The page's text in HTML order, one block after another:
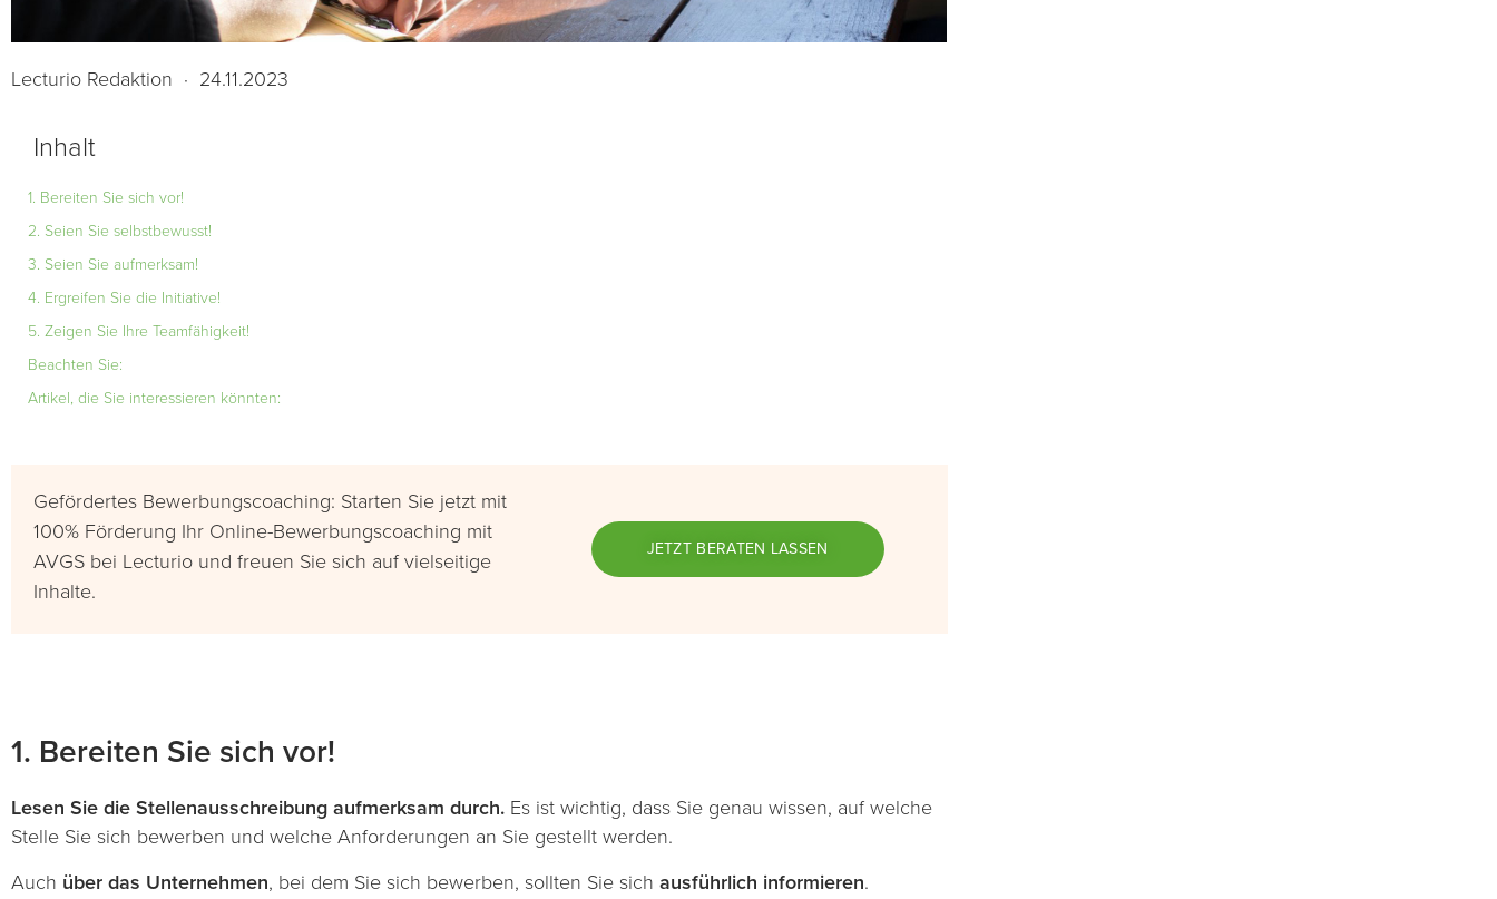
Lecturio Redaktion · 24.11.2023
Inhalt
1. Bereiten Sie sich vor!
2. Seien Sie selbstbewusst!
3. Seien Sie aufmerksam!
4. Ergreifen Sie die Initiative!
5. Zeigen Sie Ihre Teamfähigkeit!
Beachten Sie:
Artikel, die Sie interessieren könnten:
Gefördertes Bewerbungscoaching: Starten Sie jetzt mit
100% Förderung Ihr Online-Bewerbungscoaching mit
AVGS bei Lecturio und freuen Sie sich auf vielseitige
Inhalte.
JETZT BERATEN LASSEN
1. Bereiten Sie sich vor!
Lesen Sie die Stellenausschreibung aufmerksam durch. Es ist wichtig, dass Sie genau wissen, auf welche
Stelle Sie sich bewerben und welche Anforderungen an Sie gestellt werden.
Auch über das Unternehmen, bei dem Sie sich bewerben, sollten Sie sich ausführlich informieren.